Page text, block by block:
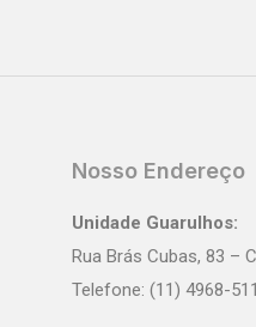
Nosso Endereço
Unidade Guarulhos:
Rua Brás Cubas, 83 –
Telefone: (11) 4968-